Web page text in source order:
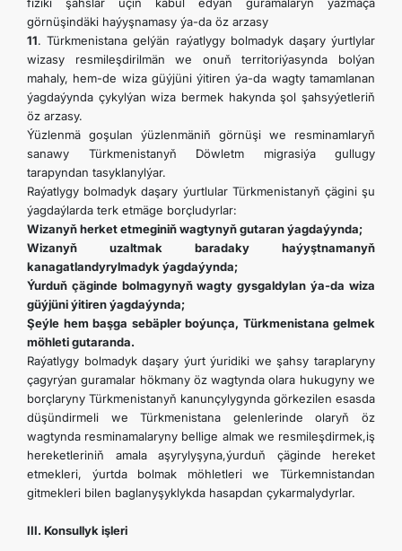
görnüşindäki haýyşnamasy ýa-da öz arzasy
11. Türkmenistana gelýän raýatlygy bolmadyk daşary ýurtlylar
wizasy resmileşdirilmän we onuň territoriýasynda bolýan
mahaly, hem-de wiza güýjüni ýitiren ýa-da wagty tamamlanan
ýagdaýynda çykylýan wiza bermek hakynda şol şahsyýetleriň
öz arzasy.
Ýüzlenmä goşulan ýüzlenmäniň görnüşi we resminamlaryň
sanawy Türkmenistanyň Döwletm migrasiýa gullugy
tarapyndan tasyklanylýar.
Raýatlygy bolmadyk daşary ýurtlular Türkmenistanyň çägini şu
ýagdaýlarda terk etmäge borçludyrlar:
Wizanyň herket etmeginiň wagtynyň gutaran ýagdaýynda;
Wizanyň uzaltmak baradaky haýyştnamanyň
kanagatlandyrylmadyk ýagdaýynda;
Ýurduň çäginde bolmagynyň wagty gysgaldylan ýa-da wiza
güýjüni ýitiren ýagdaýynda;
Şeýle hem başga sebäpler boýunça, Türkmenistana gelmek
möhleti gutaranda.
Raýatlygy bolmadyk daşary ýurt ýuridiki we şahsy taraplaryny
çagyrýan guramalar hökmany öz wagtynda olara hukugyny we
borçlaryny Türkmenistanyň kanunçylygynda görkezilen esasda
düşündirmeli we Türkmenistana gelenlerinde olaryň öz
wagtynda resminamalaryny bellige almak we resmileşdirmek,iş
hereketleriniň amala aşyrylyşyna,ýurduň çäginde hereket
etmekleri, ýurtda bolmak möhletleri we Türkemnistandan
gitmekleri bilen baglanyşyklykda hasapdan çykarmalydyrlar.
III. Konsullyk işleri